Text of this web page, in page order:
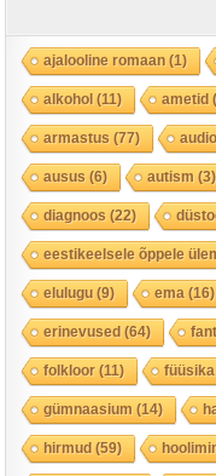
ajalooline romaan(1)
alkohol(11) ametid
armastus (77)
ausus (6) autism (3)
diagnoos (22)
eestikeelsele õppele
elulugu(9) ema (16)
erinevused(64)
folkloor(11) füüsika
gümnaasium (14)
hirmud(59)